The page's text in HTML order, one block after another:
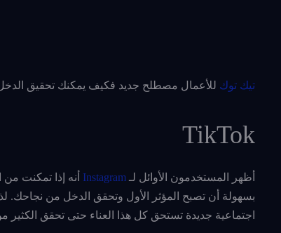
تيك توك للأعمال مصطلح جديد فكيف يمكنك تحقيق الدخل
TikTok
أظهر المستخدمون الأوائل لـ
أنه إذا تمكنت
بسهولة أن تصبح المؤثر الأول وتحقق الدخل من نجاحك.
اجتماعية جديدة تستحق كل هذا العناء حتى تحقق الكثير